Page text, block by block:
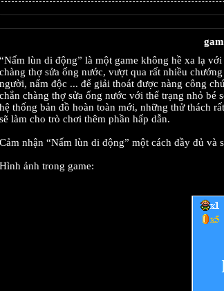
“Nấm lùn di động” là một game không hề xa lạ
chàng thợ sửa ống nước, vượt qua rất nhiều
người, nấm độc ... để giải thoát được nàng công
chắn chàng thợ sửa ống nước với thể trạng nhỏ
hệ thống bản đồ hoàn toàn mới, những thử thách
sẽ làm cho trò chơi thêm phần hấp dẫn.
Cảm nhận “Nấm lùn di động” một cách đầy đủ
Hình ảnh trong game: